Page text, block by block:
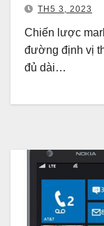
TH5 3, 2023
Chiến lược
đường định vị
đủ dài…